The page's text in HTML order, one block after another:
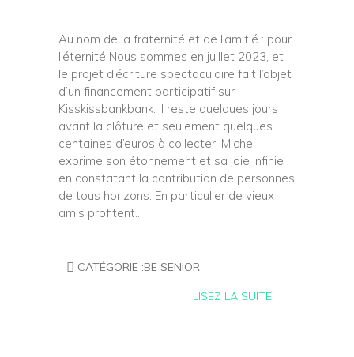
Au nom de la fraternité et de l’amitié : pour
l’éternité Nous sommes en juillet 2023, et
le projet d’écriture spectaculaire fait l’objet
d’un financement participatif sur
Kisskissbankbank. Il reste quelques jours
avant la clôture et seulement quelques
centaines d’euros à collecter. Michel
exprime son étonnement et sa joie infinie
en constatant la contribution de personnes
de tous horizons. En particulier de vieux
amis profitent…
CATÉGORIE :BE SENIOR
LISEZ LA SUITE